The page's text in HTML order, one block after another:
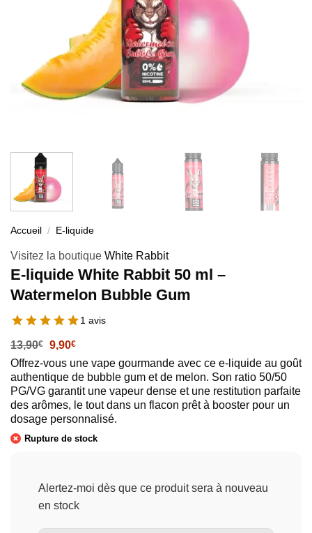
Accueil / E-liquide
Visitez la boutique White Rabbit
E-liquide White Rabbit 50 ml –
Watermelon Bubble Gum
1 avis
13,90€
Le
initial
était :
13,90€.
9,90€Le
actuel
est :
9,90€.
Offrez-vous une vape gourmande avec ce e-liquide au goût
authentique de bubble gum et de melon. Son ratio 50/50
PG/VG garantit une vapeur dense et une restitution parfaite
des arômes, le tout dans un flacon prêt à booster pour un
dosage personnalisé.
Rupture de stock
Alertez-moi dès que ce produit sera à nouveau
en stock